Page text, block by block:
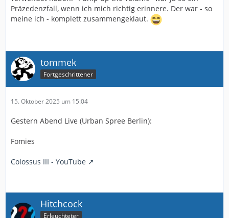
Präzedenzfall, wenn ich mich richtig erinnere. Der war - so
meine ich - komplett zusammengeklaut.
tommek
Fortgeschrittener
15. Oktober 2025 um 15:04
Gestern Abend Live (Urban Spree Berlin):
Fomies
Colossus III - YouTube
Hitchcock
Erleuchteter